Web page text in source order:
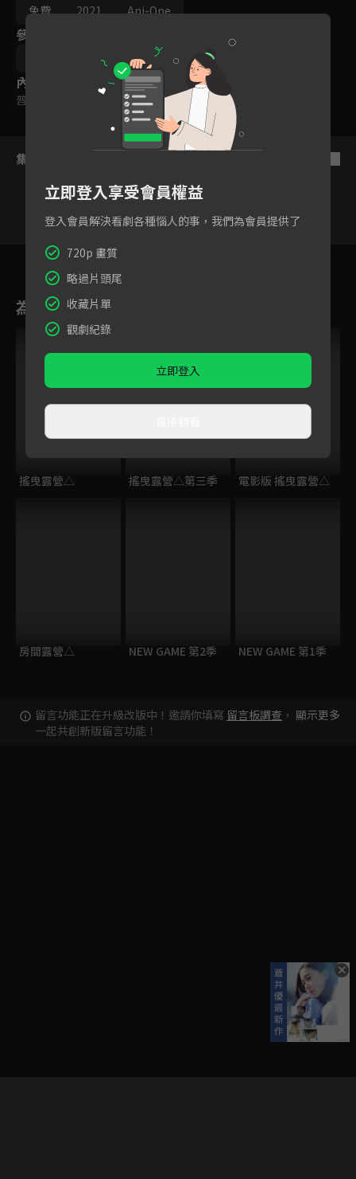
免費
2021 Ani-One
參與演員
內容標籤
普遍級
集數列表
8 9
為您推薦
搖曳露營△ 搖曳露營△第三季 電影版 搖曳露營△
房間露營△ NEW GAME 第2季 NEW GAME 第1季
留言功能正在升級改版中！邀請你填寫 留言板調查 ，
一起共創新版留言功能！
顯示更多
立即登入享受會員權益
登入會員解決看劇各種惱人的事，我們為會員提供了
720p 畫質
略過片頭尾
收藏片單
觀劇紀錄
立即登入